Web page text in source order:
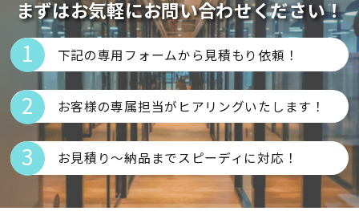
まずはお気軽にお問い合わせください！
下記の専用フォームから見積もり依頼！
お客様の専属担当がヒアリングいたします！
お見積り～納品までスピーディに対応！